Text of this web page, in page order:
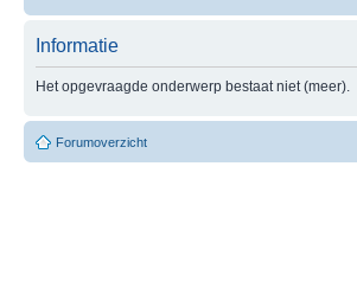
Informatie
Het opgevraagde onderwerp bestaat niet (meer).
Forumoverzicht